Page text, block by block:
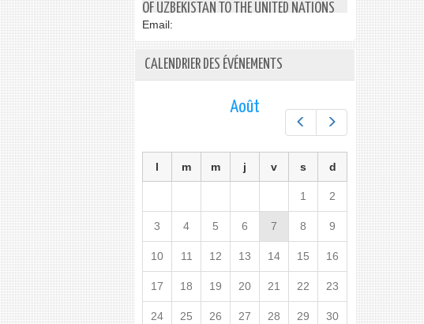
OF UZBEKISTAN TO THE UNITED NATIONS
Email:
CALENDRIER DES ÉVÉNEMENTS
Préc. Suiv.
Août
l m m j v s d
1 2
3 4 5 6 7 8 9
10 11 12 13 14 15 16
17 18 19 20 21 22 23
24 25 26 27 28 29 30